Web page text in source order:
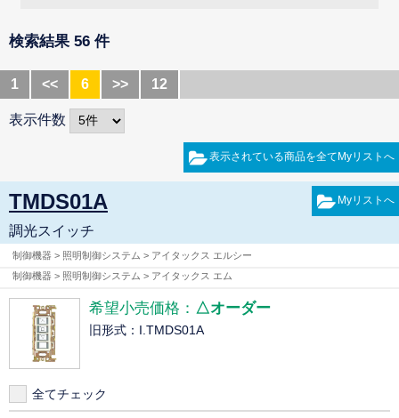
検索結果 56 件
1 << 6 >> 12
表示件数
TMDS01A
調光スイッチ
制御機器 > 照明制御システム > アイタックス エルシー
制御機器 > 照明制御システム > アイタックス エム
希望小売価格： △オーダー
旧形式：I.TMDS01A
全てチェック